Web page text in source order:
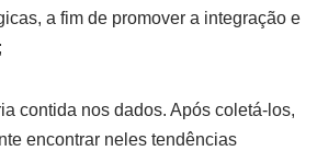
a fim de promover a integração e
contida nos dados. Após coletá-los,
encontrar neles tendências